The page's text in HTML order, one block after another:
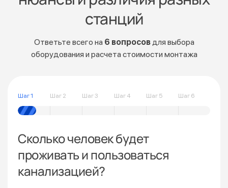
станций
Ответьте всего на 6 вопросовдля выбора
оборудования и расчета стоимости монтажа
Шаг 1 Шаг 2 Шаг 3 Шаг 4 Шаг 5 Шаг 6
Сколько человек будет
проживать и пользоваться
канализацией?